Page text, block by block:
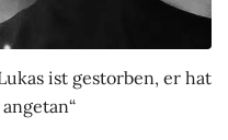
ist gestorben, er hat